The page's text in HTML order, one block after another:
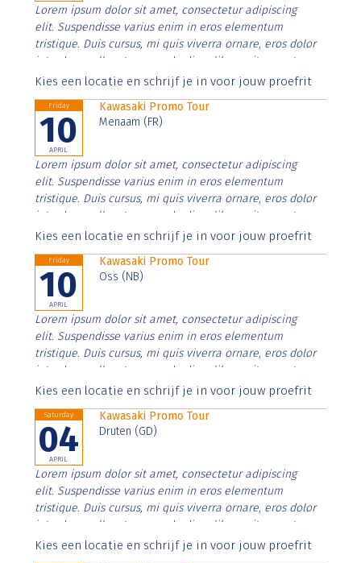
Lorem ipsum dolor sit amet, consectetur adipiscing
elit. Suspendisse varius enim in eros elementum
tristique. Duis cursus, mi quis viverra ornare, eros dolor
interdum nulla, ut commodo diam libero vitae erat.
Aenean faucibus nibh et justo cursus id rutrum lorem
Kies een locatie en schrijf je in voor jouw proefrit
Friday
10
APRIL
Kawasaki Promo Tour
Menaam (FR)
Lorem ipsum dolor sit amet, consectetur adipiscing
elit. Suspendisse varius enim in eros elementum
tristique. Duis cursus, mi quis viverra ornare, eros dolor
interdum nulla, ut commodo diam libero vitae erat.
Aenean faucibus nibh et justo cursus id rutrum lorem
Kies een locatie en schrijf je in voor jouw proefrit
Friday
10
APRIL
Kawasaki Promo Tour
Oss (NB)
Lorem ipsum dolor sit amet, consectetur adipiscing
elit. Suspendisse varius enim in eros elementum
tristique. Duis cursus, mi quis viverra ornare, eros dolor
interdum nulla, ut commodo diam libero vitae erat.
Aenean faucibus nibh et justo cursus id rutrum lorem
Kies een locatie en schrijf je in voor jouw proefrit
Saturday
04
APRIL
Kawasaki Promo Tour
Druten (GD)
Lorem ipsum dolor sit amet, consectetur adipiscing
elit. Suspendisse varius enim in eros elementum
tristique. Duis cursus, mi quis viverra ornare, eros dolor
interdum nulla, ut commodo diam libero vitae erat.
Aenean faucibus nibh et justo cursus id rutrum lorem
Kies een locatie en schrijf je in voor jouw proefrit